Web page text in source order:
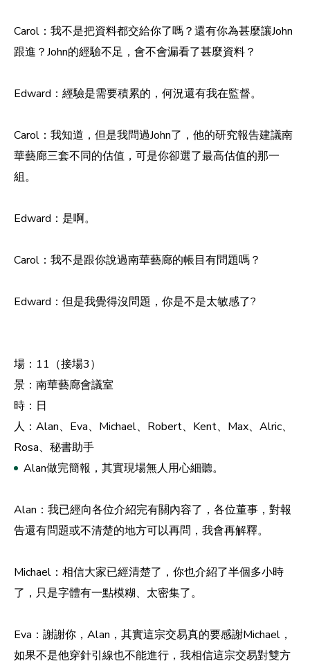
Carol：我不是把資料都交給你了嗎？還有你為甚麼讓John
跟進？John的經驗不足，會不會漏看了甚麼資料？
Edward：經驗是需要積累的，何況還有我在監督。
Carol：我知道，但是我問過John了，他的研究報告建議南
華藝廊三套不同的估值，可是你卻選了最高估值的那一
組。
Edward：是啊。
Carol：我不是跟你說過南華藝廊的帳目有問題嗎？
Edward：但是我覺得沒問題，你是不是太敏感了?
場：11（接場3）
景：南華藝廊會議室
時：日
人：Alan、Eva、Michael、Robert、Kent、Max、Alric、
Rosa、秘書助手
Alan做完簡報，其實現場無人用心細聽。
Alan：我已經向各位介紹完有關內容了，各位董事，對報
告還有問題或不清楚的地方可以再問，我會再解釋。
Michael：相信大家已經清楚了，你也介紹了半個多小時
了，只是字體有一點模糊、太密集了。
Eva：謝謝你，Alan，其實這宗交易真的要感謝Michael，
如果不是他穿針引線也不能進行，我相信這宗交易對雙方